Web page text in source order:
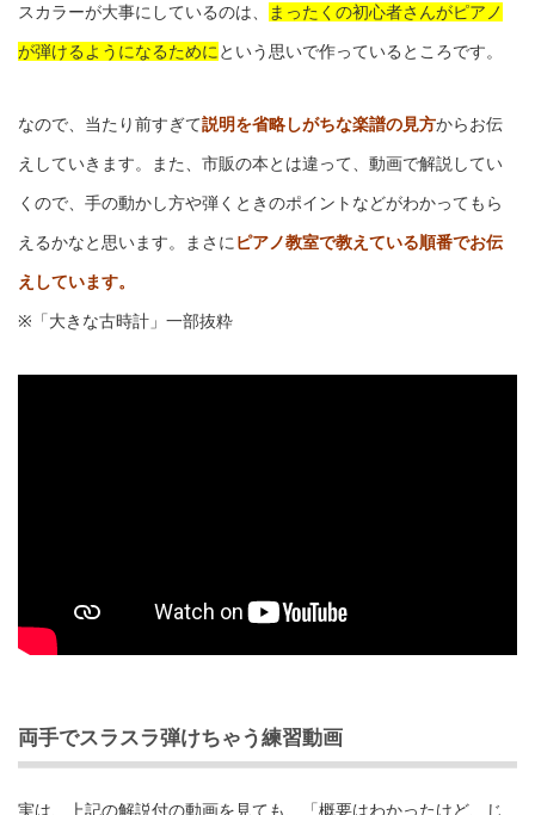
スカラーが大事にしているのは、 まったくの初心者さんがピアノ
が弾けるようになるために という思いで作っているところです。
なので、当たり前すぎて説明を省略しがちな楽譜の見方からお伝
えしていきます。また、市販の本とは違って、動画で解説してい
くので、手の動かし方や弾くときのポイントなどがわかってもら
えるかなと思います。まさに ピアノ教室で教えている順番でお伝
えしています。
※「大きな古時計」一部抜粋
両手でスラスラ弾けちゃう練習動画
実は、上記の解説付の動画を見ても、「概要はわかったけど、じ